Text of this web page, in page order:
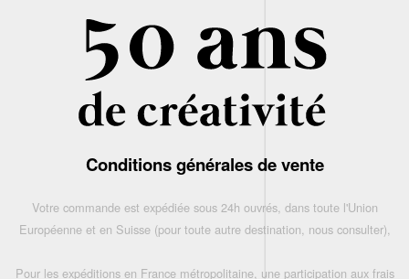
Conditions générales de vente
Votre commande est expédiée sous 24h ouvrés, dans toute l'Union
Européenne et en Suisse (pour toute autre destination, nous consulter),
Pour les expéditions en France métropolitaine, une participation aux frais